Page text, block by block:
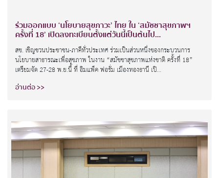
ร่วมออกแบบ ‘นโยบายสุขภาวะ’ ไทย ใน ‘สมัชชาสุขภาพฯ
ครั้งที่ 18’ เปิดลงทะเบียนตั้งแต่วันนี้เป็นต้นไป...
สช. เชิญชวนประชาชน-ภาคีทั่วประเทศ ร่วมเป็นส่วนหนึ่งของกระบวนการ
นโยบายสาธารณะเพื่อสุขภาพ ในงาน “สมัชชาสุขภาพแห่งชาติ ครั้งที่ 18”
เตรียมจัด 27-28 พ.ย.นี้ ที่ อิมแพ็ค ฟอรั่ม เมืองทองธานี เปิ...
อ่านต่อ >>